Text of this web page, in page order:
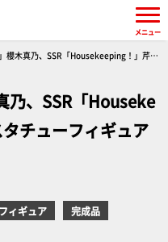
櫻木真乃、SSR「Housekeeping！」芹沢
乃、SSR「Houseke
チューフィギュア
ィギュア
完成品
メニュー